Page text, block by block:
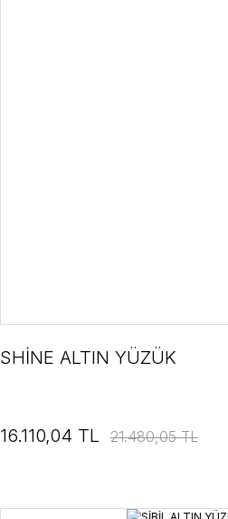
SHİNE ALTIN YÜZÜK
16.110,04 TL 21.480,05 TL